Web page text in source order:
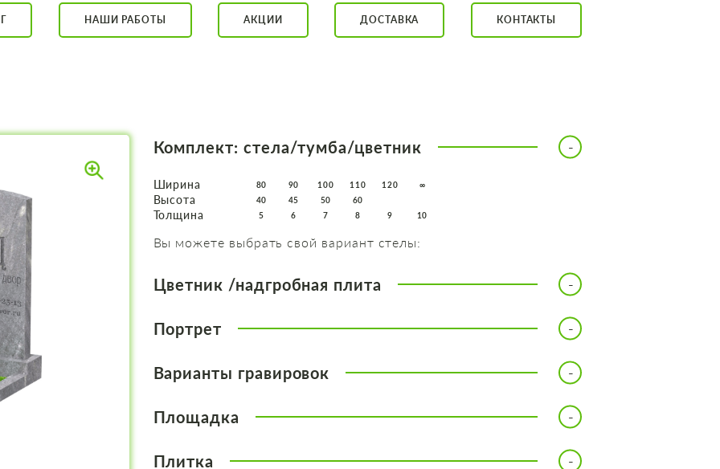
56
НАШИ РАБОТЫ АКЦИИ ДОСТАВКА КОНТАКТЫ
Комплект: стела/тумба/цветник
Ширина 80 90 100 110 120 ∞
Высота 40 45 50 60
Толщина 5 6 7 8 9 10
Вы можете выбрать свой вариант стелы:
Цветник /надгробная плита
Портрет
Варианты гравировок
Площадка
Плитка